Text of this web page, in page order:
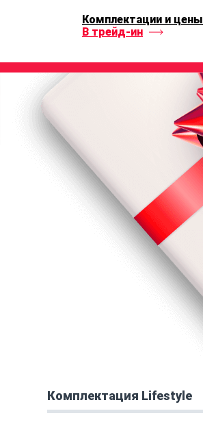
Комплектации и цены
В трейд-ин
Комплектация Lifestyle